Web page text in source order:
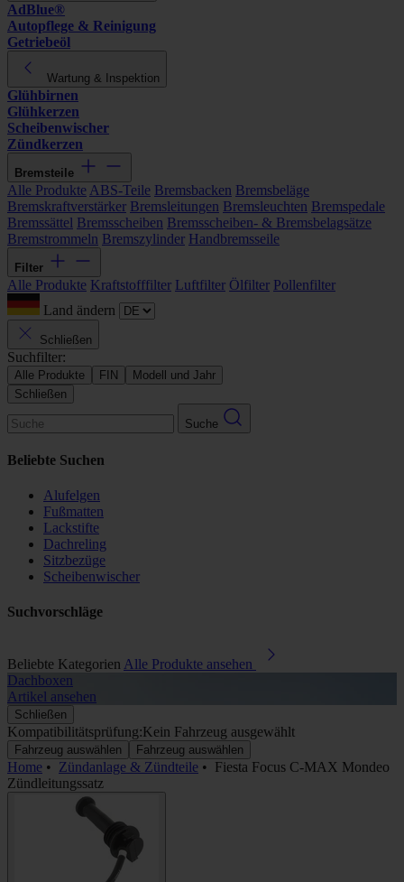
AdBlue®
Autopflege & Reinigung
Getriebeöl
Wartung & Inspektion
Glühbirnen
Glühkerzen
Scheibenwischer
Zündkerzen
Bremsteile
Alle Produkte ABS-Teile Bremsbacken Bremsbeläge
Bremskraftverstärker Bremsleitungen Bremsleuchten Bremspedale
Bremssättel Bremsscheiben Bremsscheiben- & Bremsbelagsätze
Bremstrommeln Bremszylinder Handbremsseile
Filter
Alle Produkte Kraftstofffilter Luftfilter Ölfilter Pollenfilter
Land ändern
Schließen
Suchfilter:
Alle Produkte FIN
Modell und Jahr
Schließen
Suche
Beliebte Suchen
Alufelgen
Fußmatten
Lackstifte
Dachreling
Sitzbezüge
Scheibenwischer
Suchvorschläge
Beliebte Kategorien Alle Produkte ansehen
Dachboxen
Artikel ansehen
Schließen
Kompatibilitätsprüfung:Kein Fahrzeug ausgewählt
Fahrzeug auswählen Fahrzeug auswählen
Home • Zündanlage & Zündteile • Fiesta Focus C-MAX Mondeo
Zündleitungssatz